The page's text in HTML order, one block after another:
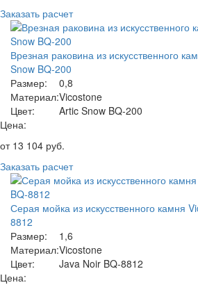
Заказать расчет
Врезная раковина из искусственного
Snow BQ-200
Размер:
0,8
Материал:Vicostone
Цвет:
Artic Snow BQ-200
Цена:
от 13 104 руб.
Заказать расчет
Серая мойка из искусственного камня
8812
Размер:
1,6
Материал:Vicostone
Цвет:
Java Noir BQ-8812
Цена: